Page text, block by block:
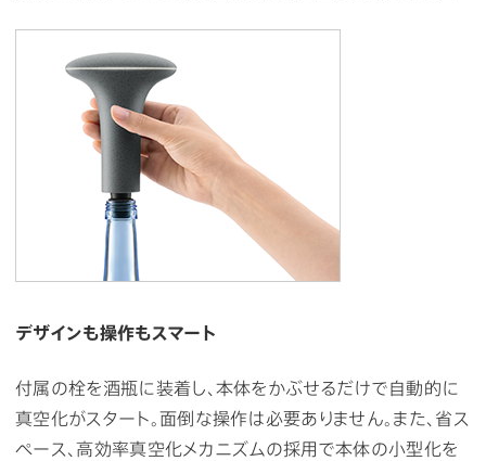
デザインも操作もスマート
付属の栓を酒瓶に装着し、本体をかぶせるだけで自動的に
真空化がスタート。面倒な操作は必要ありません。また、省ス
ペース、高効率真空化メカニズムの採用で本体の小型化を